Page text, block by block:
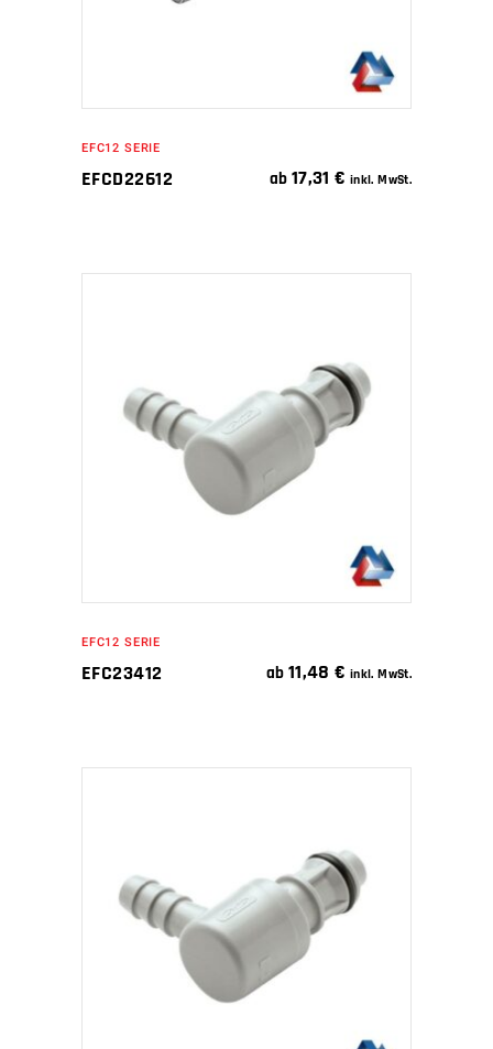
EFC12 SERIE
EFCD22612 ab 17,31€ inkl. MwSt.
IN DEN WARENKORB
EFC12 SERIE
EFC23412 ab 11,48€ inkl. MwSt.
IN DEN WARENKORB